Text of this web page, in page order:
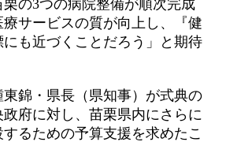
栗の3つの病院整備が順次完成
サービスの質が向上し、『健
も近づくことだろう」と期待
錦・県長（県知事）が式典の
府に対し、苗栗県内にさらに
るための予算支援を求めたこ